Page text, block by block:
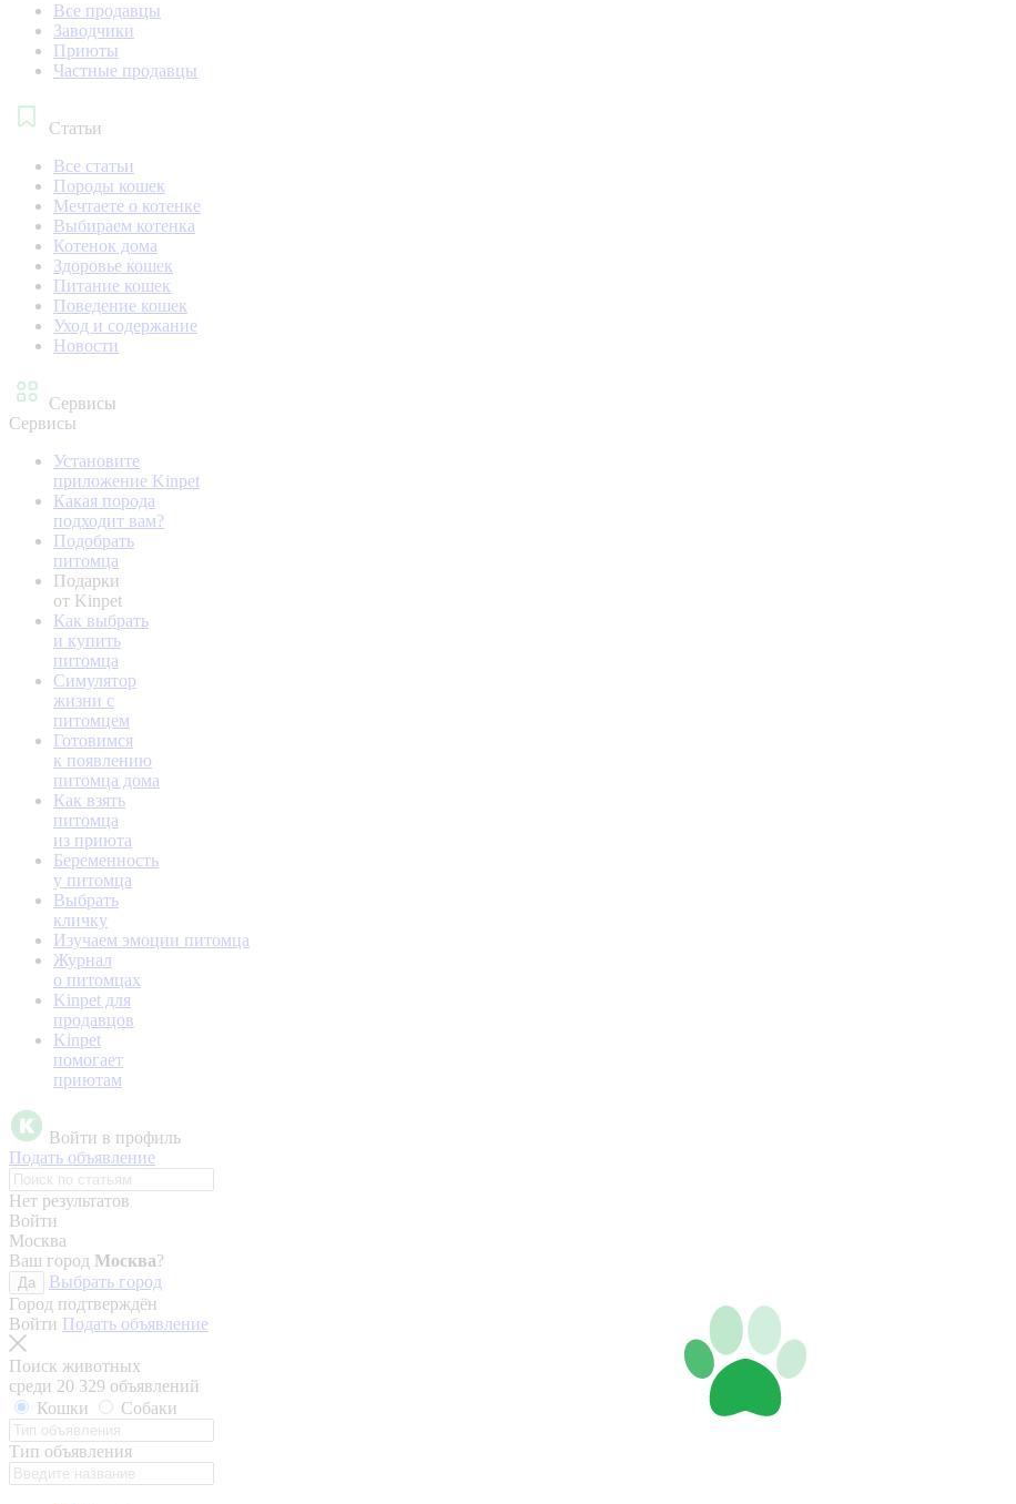
Все продавцы
Заводчики
Приюты
Частные продавцы
Статьи
Все статьи
Породы кошек
Мечтаете о котенке
Выбираем котенка
Котенок дома
Здоровье кошек
Питание кошек
Поведение кошек
Уход и содержание
Новости
Сервисы
Сервисы
Установите
приложение Kinpet
Какая порода
подходит вам?
Подобрать
питомца
Подарки
от Kinpet
Как выбрать
и купить
питомца
Симулятор
жизни с
питомцем
Готовимся
к появлению
питомца дома
Как взять
питомца
из приюта
Беременность
у питомца
Выбрать
кличку
Изучаем эмоции питомца
Журнал
о питомцах
Kinpet для
продавцов
Kinpet
помогает
приютам
Войти в профиль
Подать объявление
Нет результатов
Войти
Москва
Ваш город Москва?
Да
Выбрать город
Город подтверждён
Войти Подать объявление
Поиск животных
среди 20 329 объявлений
Кошки
Собаки
Тип объявления